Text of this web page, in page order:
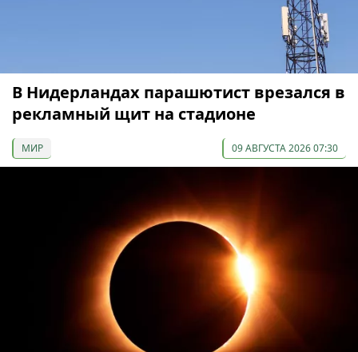
В Нидерландах парашютист врезался в
рекламный щит на стадионе
МИР 09 АВГУСТА 2026 07:30